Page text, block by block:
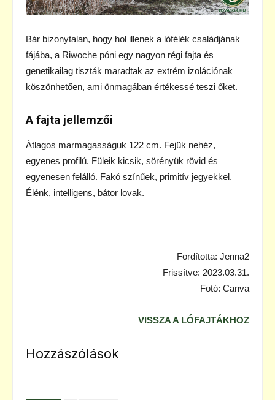
Bár bizonytalan, hogy hol illenek a lófélék családjának
fájába, a Riwoche póni egy nagyon régi fajta és
genetikailag tiszták maradtak az extrém izolációnak
köszönhetően, ami önmagában értékessé teszi őket.
A fajta jellemzői
Átlagos marmagasságuk 122 cm. Fejük nehéz,
egyenes profilú. Füleik kicsik, sörényük rövid és
egyenesen felálló. Fakó színűek, primitív jegyekkel.
Élénk, intelligens, bátor lovak.
Fordította: Jenna2
Frissítve: 2023.03.31.
Fotó: Canva
VISSZA A LÓFAJTÁKHOZ
Hozzászólások